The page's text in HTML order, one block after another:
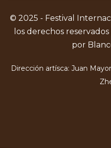
© 2025 - Festival
los derechos
por
Dirección artísca: Juan